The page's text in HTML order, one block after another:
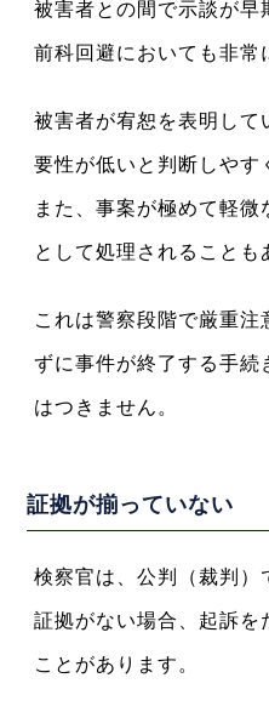
被害者との間で示談が早
前科回避においても非常
被害者が宥恕を表明して
要性が低いと判断しやす
また、事案が極めて軽微
として処理されることも
これは警察段階で厳重
ずに事件が終了する手続
はつきません。
証拠が揃っていない
検察官は、公判（裁判）
証拠がない場合、起訴を
ことがあります。